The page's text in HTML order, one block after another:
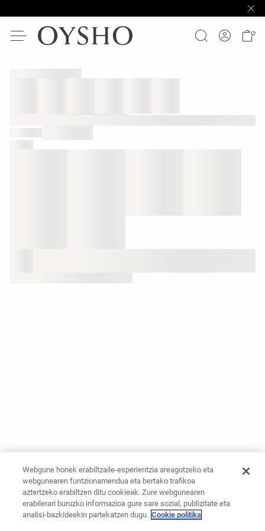
Webgune honek erabiltzaile-esperientzia areagotzeko eta
webgunearen funtzionamendua eta bertako trafikoa
aztertzeko erabiltzen ditu cookieak. Zure webgunearen
erabilerari buruzko informazioa gure sare sozial, publizitate eta
analisi-bazkideekin partekatzen dugu. Cookie politika